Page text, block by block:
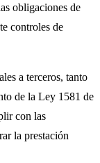
obligaciones de
controles de
a terceros, tanto
de la Ley 1581 de
con las
la prestación